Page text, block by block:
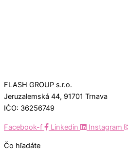
FLASH GROUP s.r.o.
Jeruzalemská 44, 91701 Trnava
IČO: 36256749
Facebook-f Linkedin Instagram
Čo hľadáte